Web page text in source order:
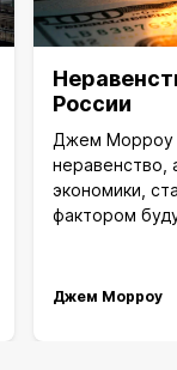
России
Джем Морроу
неравенство,
экономики,
фактором
Джем Морроу